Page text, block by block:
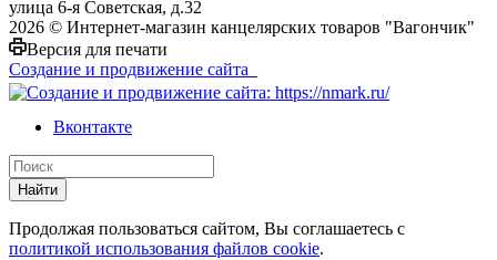
улица 6-я Советская, д.32
2026 © Интернет-магазин канцелярских товаров "Вагончик"
Версия для печати
Создание и продвижение сайта
Вконтакте
Найти
Продолжая пользоваться сайтом, Вы соглашаетесь с
политикой использования файлов cookie.